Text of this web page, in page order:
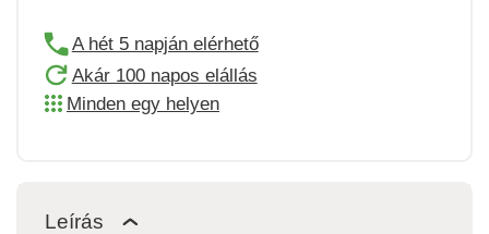
A hét 5 napján elérhető
Akár 100 napos elállás
Minden egy helyen
Leírás